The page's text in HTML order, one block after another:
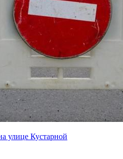
улице Кустарной